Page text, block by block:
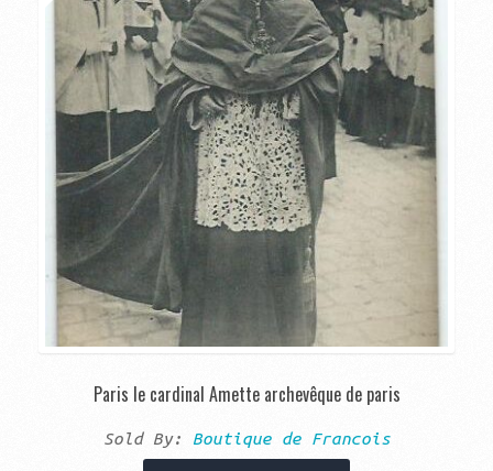
Paris le cardinal Amette archevêque de paris
Sold By: Boutique de Francois